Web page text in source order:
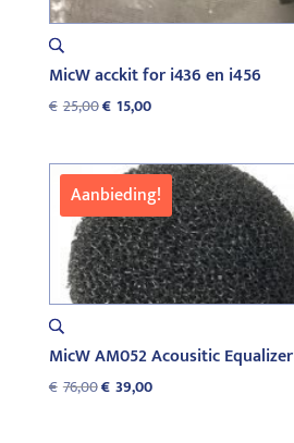
MicW acckit for i436 en i456
€ 25,00Oorspronkelijke
€25,00.
€ 15,00Huidige
€15,00.
Aanbieding!
MicW AM052 Acousitic Equalizer
€ 76,00Oorspronkelijke
€ 39,00Huidige